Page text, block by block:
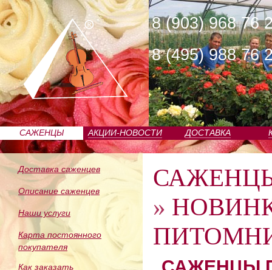
8 (903) 968 76
8 (495) 988 76
САЖЕНЦЫ
ПИТОМНИКА
АКЦИИ-НОВОСТИ ДОСТАВКА
Доставка саженцев
Описание саженцев
Наши услуги
Карта постоянного
покупателя
Как заказать
»